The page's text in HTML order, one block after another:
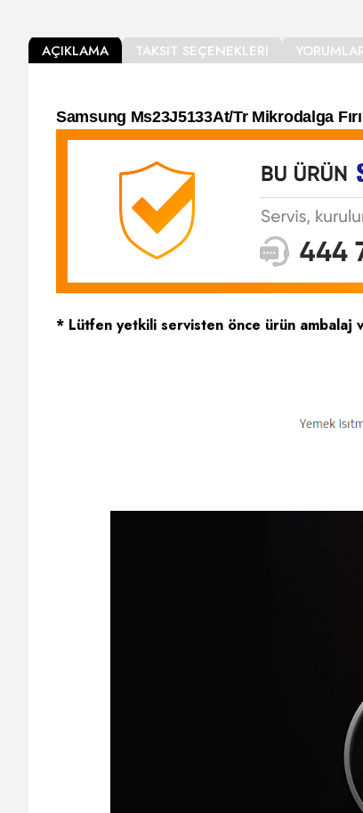
AÇIKLAMA TAKSIT SEÇENEKLERI
Samsung Ms23J5133At/Tr Mikrodalga
* Lütfen yetkili servisten önce ürün ambalaj